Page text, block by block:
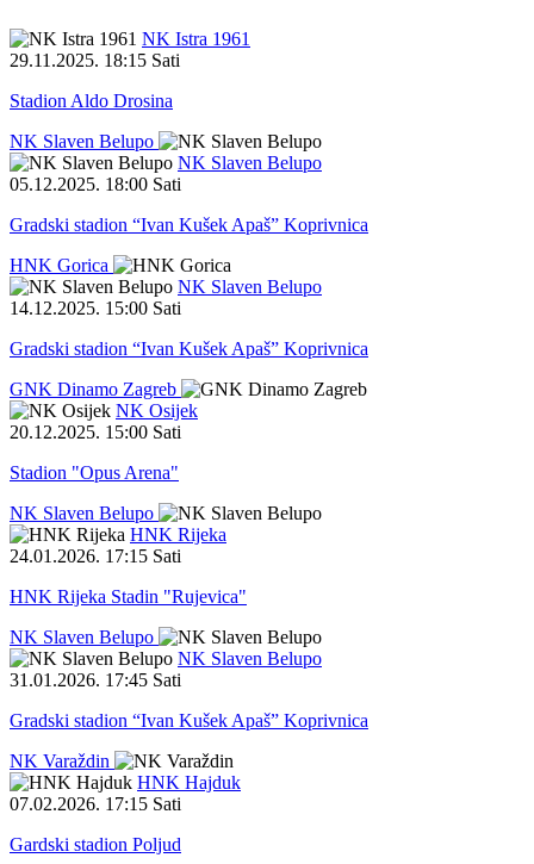
NK Istra 1961
29.11.2025. 18:15 Sati
Stadion Aldo Drosina
NK Slaven Belupo
NK Slaven Belupo
05.12.2025. 18:00 Sati
Gradski stadion “Ivan Kušek Apaš” Koprivnica
HNK Gorica
NK Slaven Belupo
14.12.2025. 15:00 Sati
Gradski stadion “Ivan Kušek Apaš” Koprivnica
GNK Dinamo Zagreb
NK Osijek
20.12.2025. 15:00 Sati
Stadion "Opus Arena"
NK Slaven Belupo
HNK Rijeka
24.01.2026. 17:15 Sati
HNK Rijeka Stadin "Rujevica"
NK Slaven Belupo
NK Slaven Belupo
31.01.2026. 17:45 Sati
Gradski stadion “Ivan Kušek Apaš” Koprivnica
NK Varaždin
HNK Hajduk
07.02.2026. 17:15 Sati
Gardski stadion Poljud